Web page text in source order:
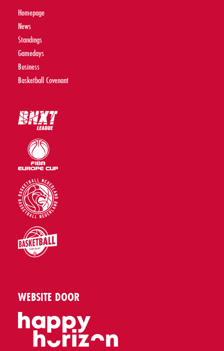
Homepage
News
Standings
Gamedays
Business
Basketball Covenant
WEBSITE DOOR